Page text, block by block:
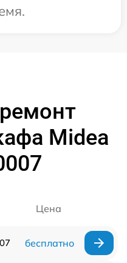
Midea
Цена
бесплатно